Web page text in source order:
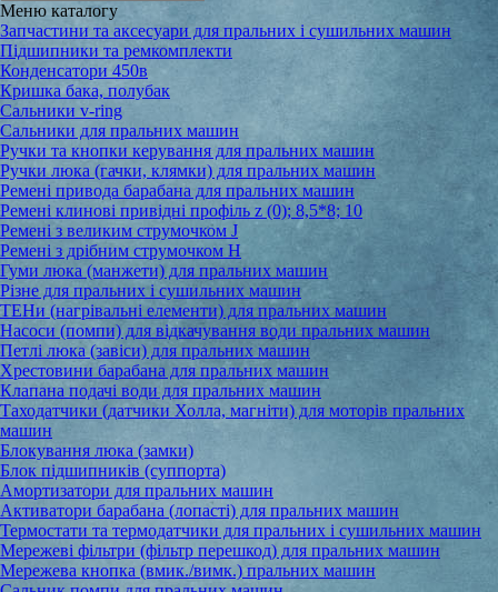
Меню каталогу
Запчастини та аксесуари для пральних і сушильних машин
Підшипники та ремкомплекти
Конденсатори 450в
Кришка бака, полубак
Сальники v-ring
Сальники для пральних машин
Ручки та кнопки керування для пральних машин
Ручки люка (гачки, клямки) для пральних машин
Ремені привода барабана для пральних машин
Ремені клинові привідні профіль z (0); 8,5*8; 10
Ремені з великим струмочком J
Ремені з дрібним струмочком Н
Гуми люка (манжети) для пральних машин
Різне для пральних і сушильних машин
ТЕНи (нагрівальні елементи) для пральних машин
Насоси (помпи) для відкачування води пральних машин
Петлі люка (завіси) для пральних машин
Хрестовини барабана для пральних машин
Клапана подачі води для пральних машин
Таходатчики (датчики Холла, магніти) для моторів пральних
машин
Блокування люка (замки)
Блок підшипників (суппорта)
Амортизатори для пральних машин
Активатори барабана (лопасті) для пральних машин
Термостати та термодатчики для пральних і сушильних машин
Мережеві фільтри (фільтр перешкод) для пральних машин
Мережева кнопка (вмик./вимк.) пральних машин